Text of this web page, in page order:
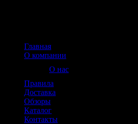
Главная
О компании
О нас
Правила
Доставка
Обзоры
Каталог
Контакты